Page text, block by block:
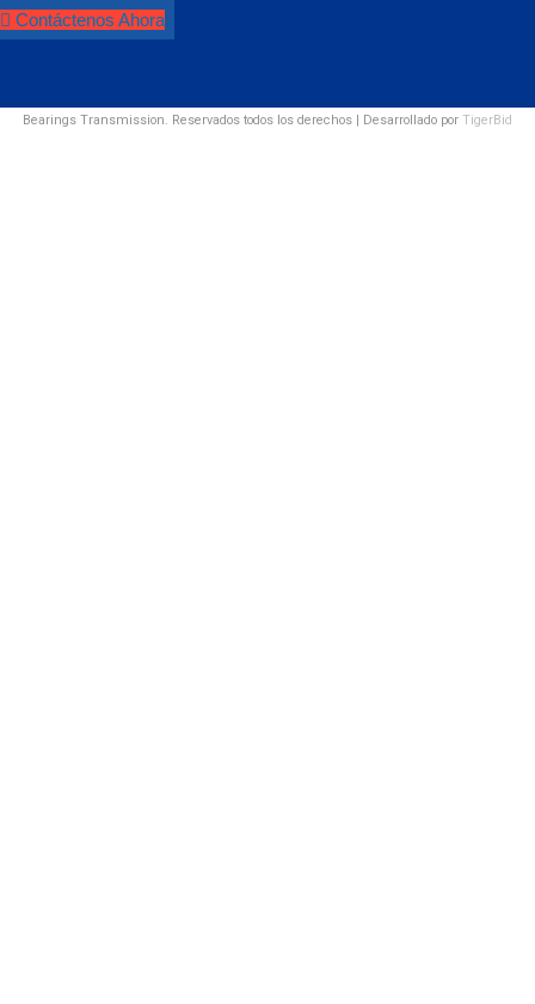
Contáctenos Ahora
Bearings Transmission. Reservados todos los derechos | Desarrollado por TigerBid